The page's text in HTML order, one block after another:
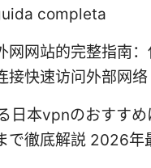
completa
网网站的完整指南
接快速访问外部网络
日本vpnのおすすめ
で徹底解説 2026年